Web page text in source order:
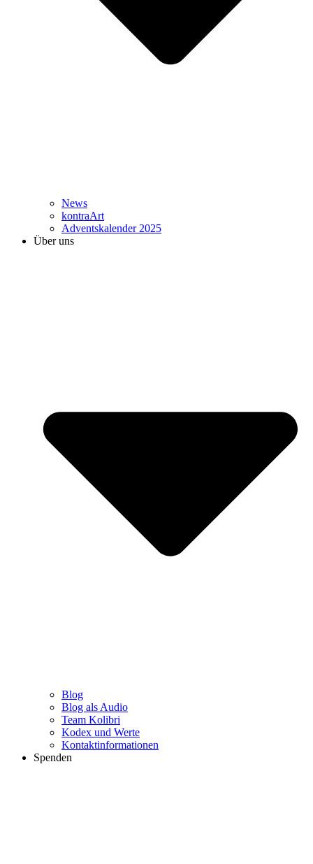
News
kontraArt
Adventskalender 2025
Über uns
Blog
Blog als Audio
Team Kolibri
Kodex und Werte
Kontaktinformationen
Spenden